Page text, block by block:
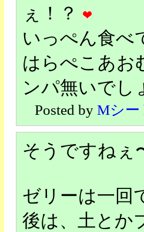
ぇ！？
いっぺん食べ
はらぺこあお
ンパ無いでし
Posted by Mシー
そうですねぇ
ゼリーは一回
後は、土と